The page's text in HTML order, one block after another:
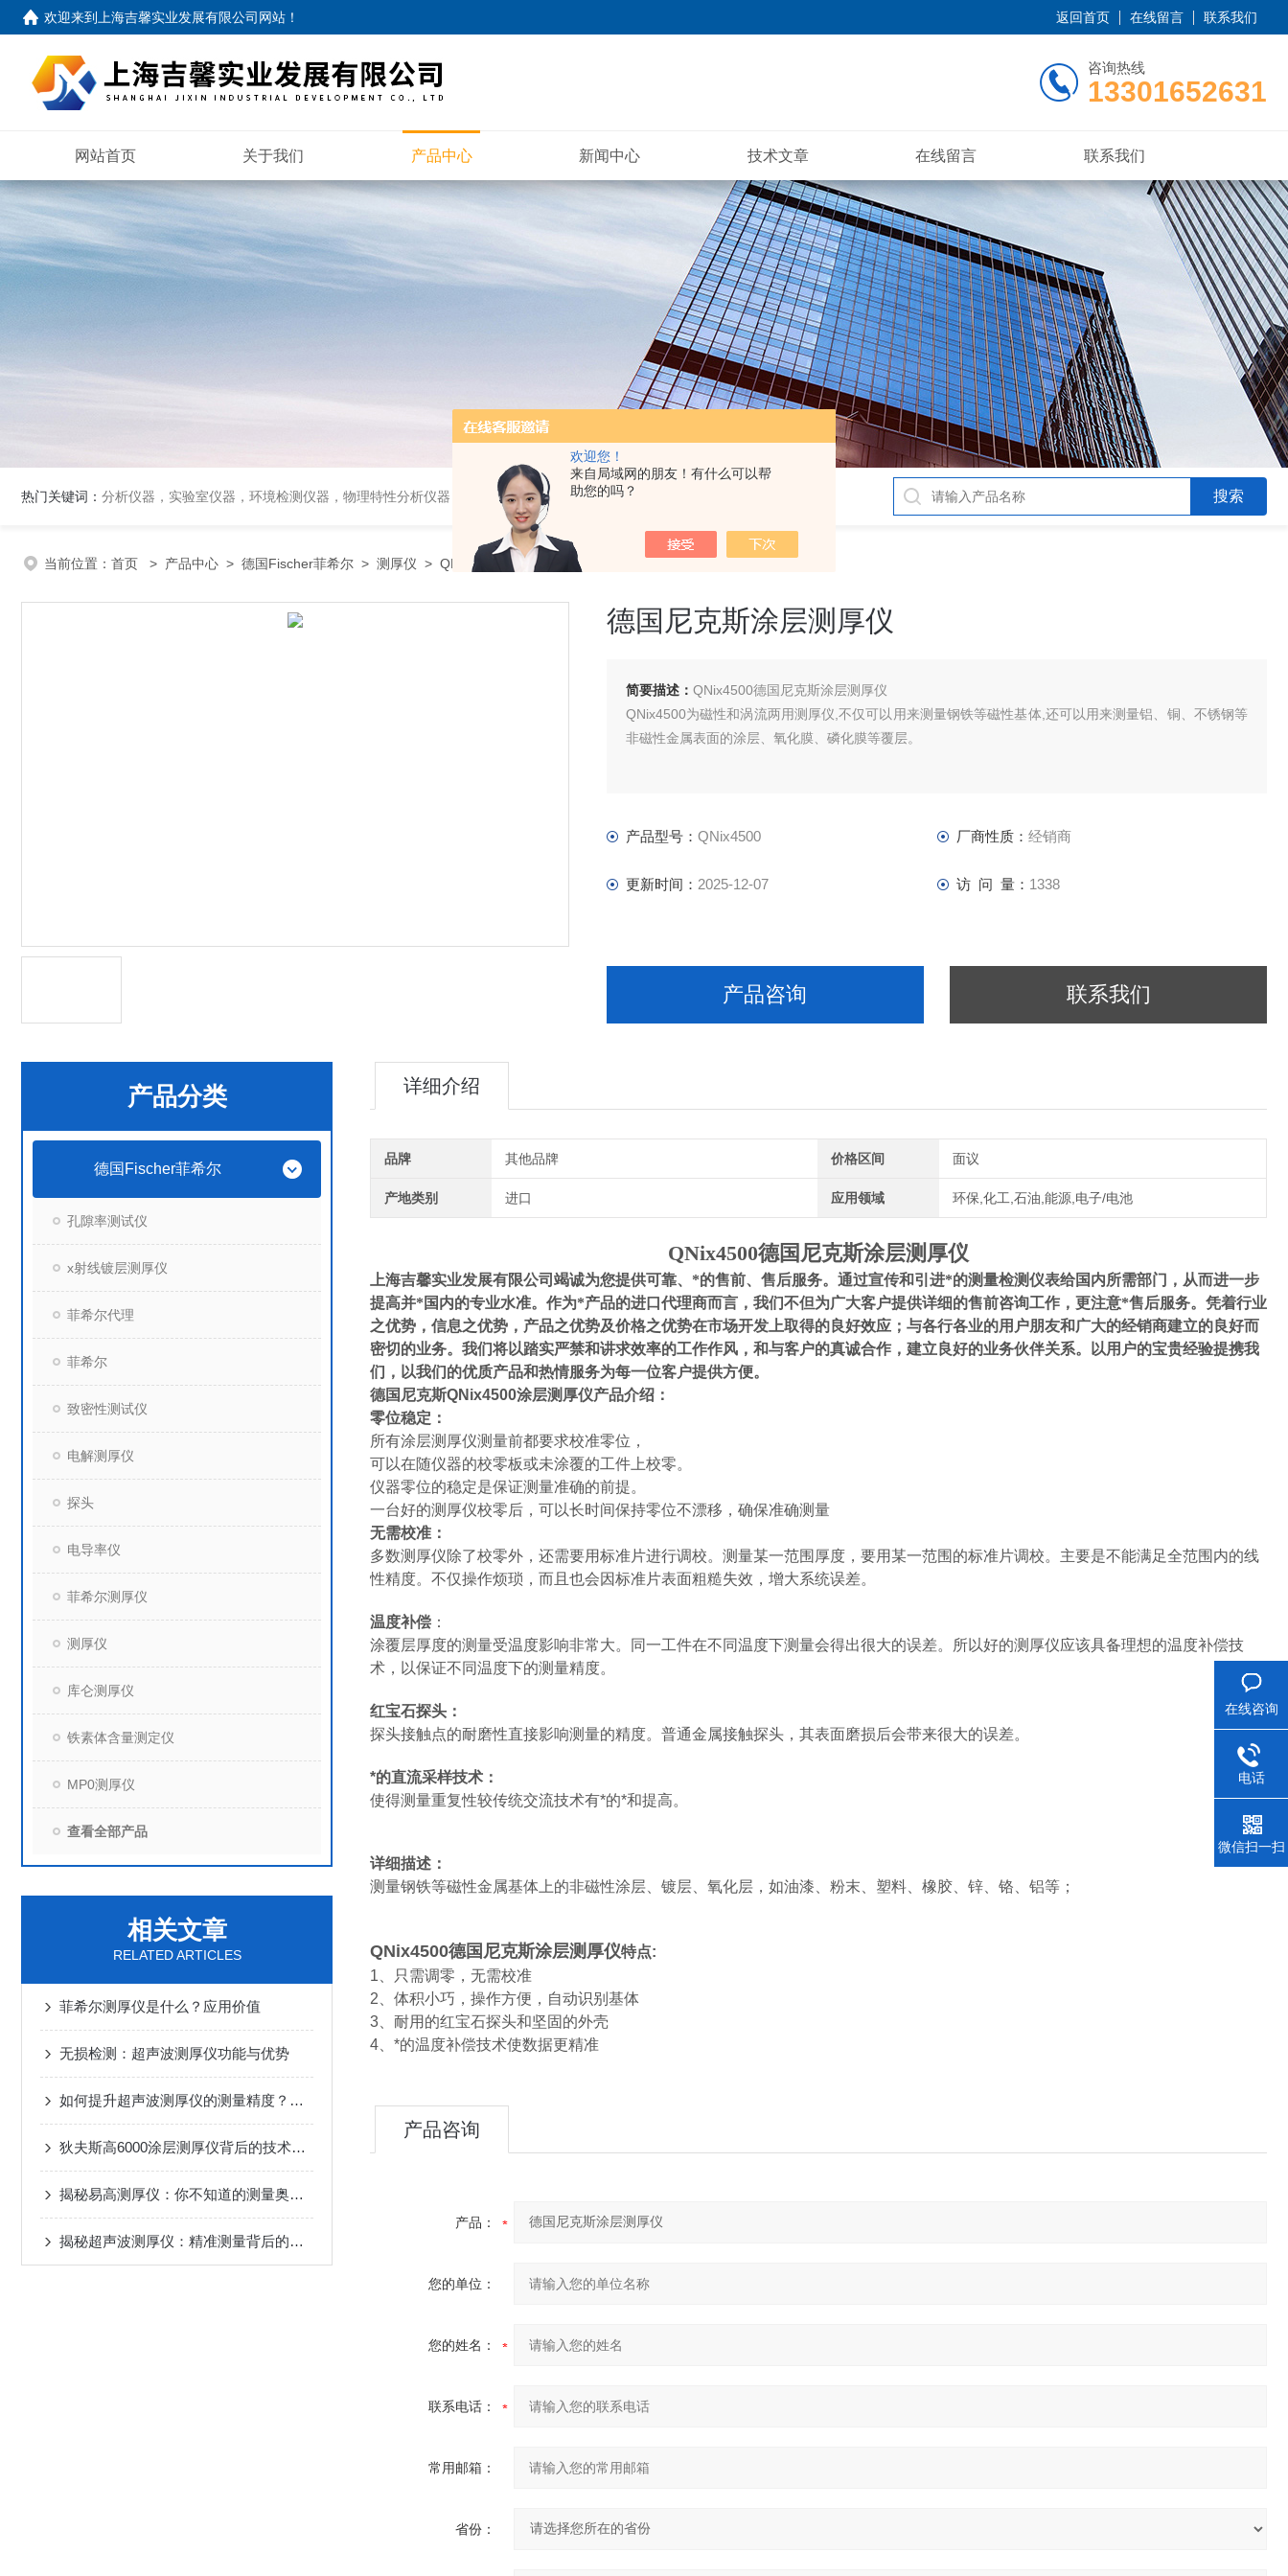
欢迎您！
来自局域网的朋友！有什么可以帮
助您的吗？
欢迎来到 上海吉馨实业发展有限公司网站 ！ 返回首页 在线留言 联系我们
咨询热线
13301652631
网站首页 关于我们 产品中心 新闻中心 技术文章 在线留言 联系我们
热门关键词： 分析仪器，实验室仪器，环境检测仪器，物理特性分析仪器
当前位置： 首页 > 产品中心 > 德国Fischer菲希尔 > 测厚仪 > QNix4500德国尼克斯涂层测厚仪
德国尼克斯涂层测厚仪
简要描述： QNix4500德国尼克斯涂层测厚仪
QNix4500为磁性和涡流两用测厚仪,不仅可以用来测量钢铁等磁性基体,还可以用来测量铝、铜、不锈钢等
非磁性金属表面的涂层、氧化膜、磷化膜等覆层。
产品型号： QNix4500 厂商性质： 经销商
更新时间： 2025-12-07 访 问 量： 1338
产品咨询 联系我们
产品分类
德国Fischer菲希尔
孔隙率测试仪
x射线镀层测厚仪
菲希尔代理
菲希尔
致密性测试仪
电解测厚仪
探头
电导率仪
菲希尔测厚仪
测厚仪
库仑测厚仪
铁素体含量测定仪
MP0测厚仪
查看全部产品
相关文章
RELATED ARTICLES
菲希尔测厚仪是什么？应用价值
无损检测：超声波测厚仪功能与优势
如何提升超声波测厚仪的测量精度？关键在这几点
狄夫斯高6000涂层测厚仪背后的技术奥秘
揭秘易高测厚仪：你不知道的测量奥秘！
揭秘超声波测厚仪：精准测量背后的奥秘
详细介绍
品牌 其他品牌 价格区间 面议
产地类别 进口 应用领域 环保,化工,石油,能源,电子/电池
QNix4500德国尼克斯涂层测厚仪
上海吉馨实业发展有限公司竭诚为您提供可靠、*的售前、售后服务。通过宣传和引进*的测量检测仪表给国内所需部门，从而进一步
提高并*国内的专业水准。作为*产品的进口代理商而言，我们不但为广大客户提供详细的售前咨询工作，更注意*售后服务。凭着行业
之优势，信息之优势，产品之优势及价格之优势在市场开发上取得的良好效应；与各行各业的用户朋友和广大的经销商建立的良好而
密切的业务。我们将以踏实严禁和讲求效率的工作作风，和与客户的真诚合作，建立良好的业务伙伴关系。以用户的宝贵经验提携我
们，以我们的优质产品和热情服务为每一位客户提供方便。
德国尼克斯QNix4500涂层测厚仪产品介绍：
零位稳定：
所有涂层测厚仪测量前都要求校准零位，
可以在随仪器的校零板或未涂覆的工件上校零。
仪器零位的稳定是保证测量准确的前提。
一台好的测厚仪校零后，可以长时间保持零位不漂移，确保准确测量
无需校准：
多数测厚仪除了校零外，还需要用标准片进行调校。测量某一范围厚度，要用某一范围的标准片调校。主要是不能满足全范围内的线
性精度。不仅操作烦琐，而且也会因标准片表面粗糙失效，增大系统误差。
温度补偿 ：
涂覆层厚度的测量受温度影响非常大。同一工件在不同温度下测量会得出很大的误差。所以好的测厚仪应该具备理想的温度补偿技
术，以保证不同温度下的测量精度。
红宝石探头：
探头接触点的耐磨性直接影响测量的精度。普通金属接触探头，其表面磨损后会带来很大的误差。
*的直流采样技术：
使得测量重复性较传统交流技术有*的*和提高。
详细描述：
测量钢铁等磁性金属基体上的非磁性涂层、镀层、氧化层，如油漆、粉末、塑料、橡胶、锌、铬、铝等；
QNix4500德国尼克斯涂层测厚仪特点:
1、只需调零，无需校准
2、体积小巧，操作方便，自动识别基体
3、耐用的红宝石探头和坚固的外壳
4、*的温度补偿技术使数据更精准
产品咨询
产品：
您的单位：
您的姓名：
联系电话：
常用邮箱：
省份：
在线咨询
电话
微信扫一扫